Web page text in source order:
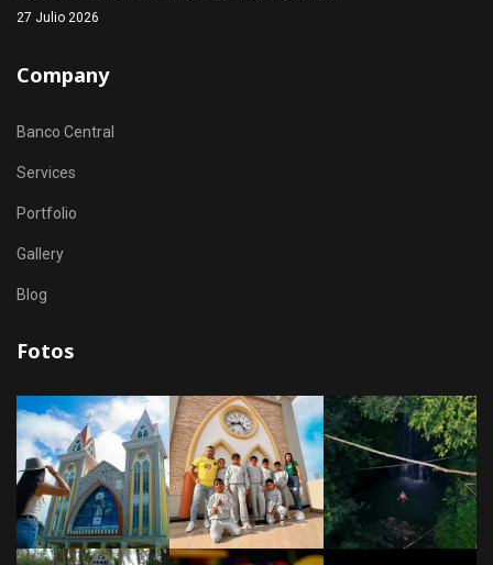
27 Julio 2026
Company
Banco Central
Services
Portfolio
Gallery
Blog
Fotos